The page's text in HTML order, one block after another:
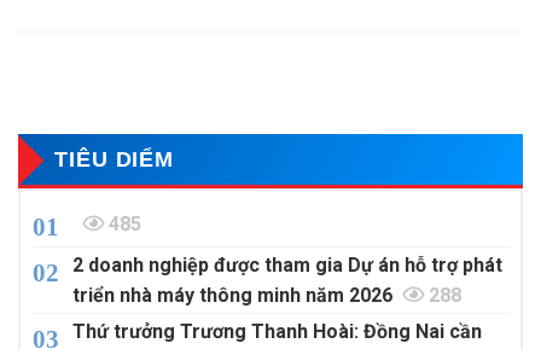
TIÊU DIỂM
485
2 doanh nghiệp được tham gia Dự án hỗ trợ phát
triển nhà máy thông minh năm 2026
288
Thứ trưởng Trương Thanh Hoài: Đồng Nai cần